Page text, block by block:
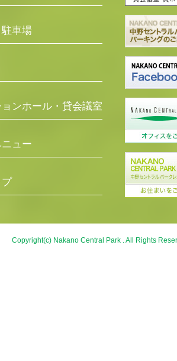
駐車場
ョンホール・貸会議室
ニュー
プ
Copyright(c) Nakano Central Park . All Rights